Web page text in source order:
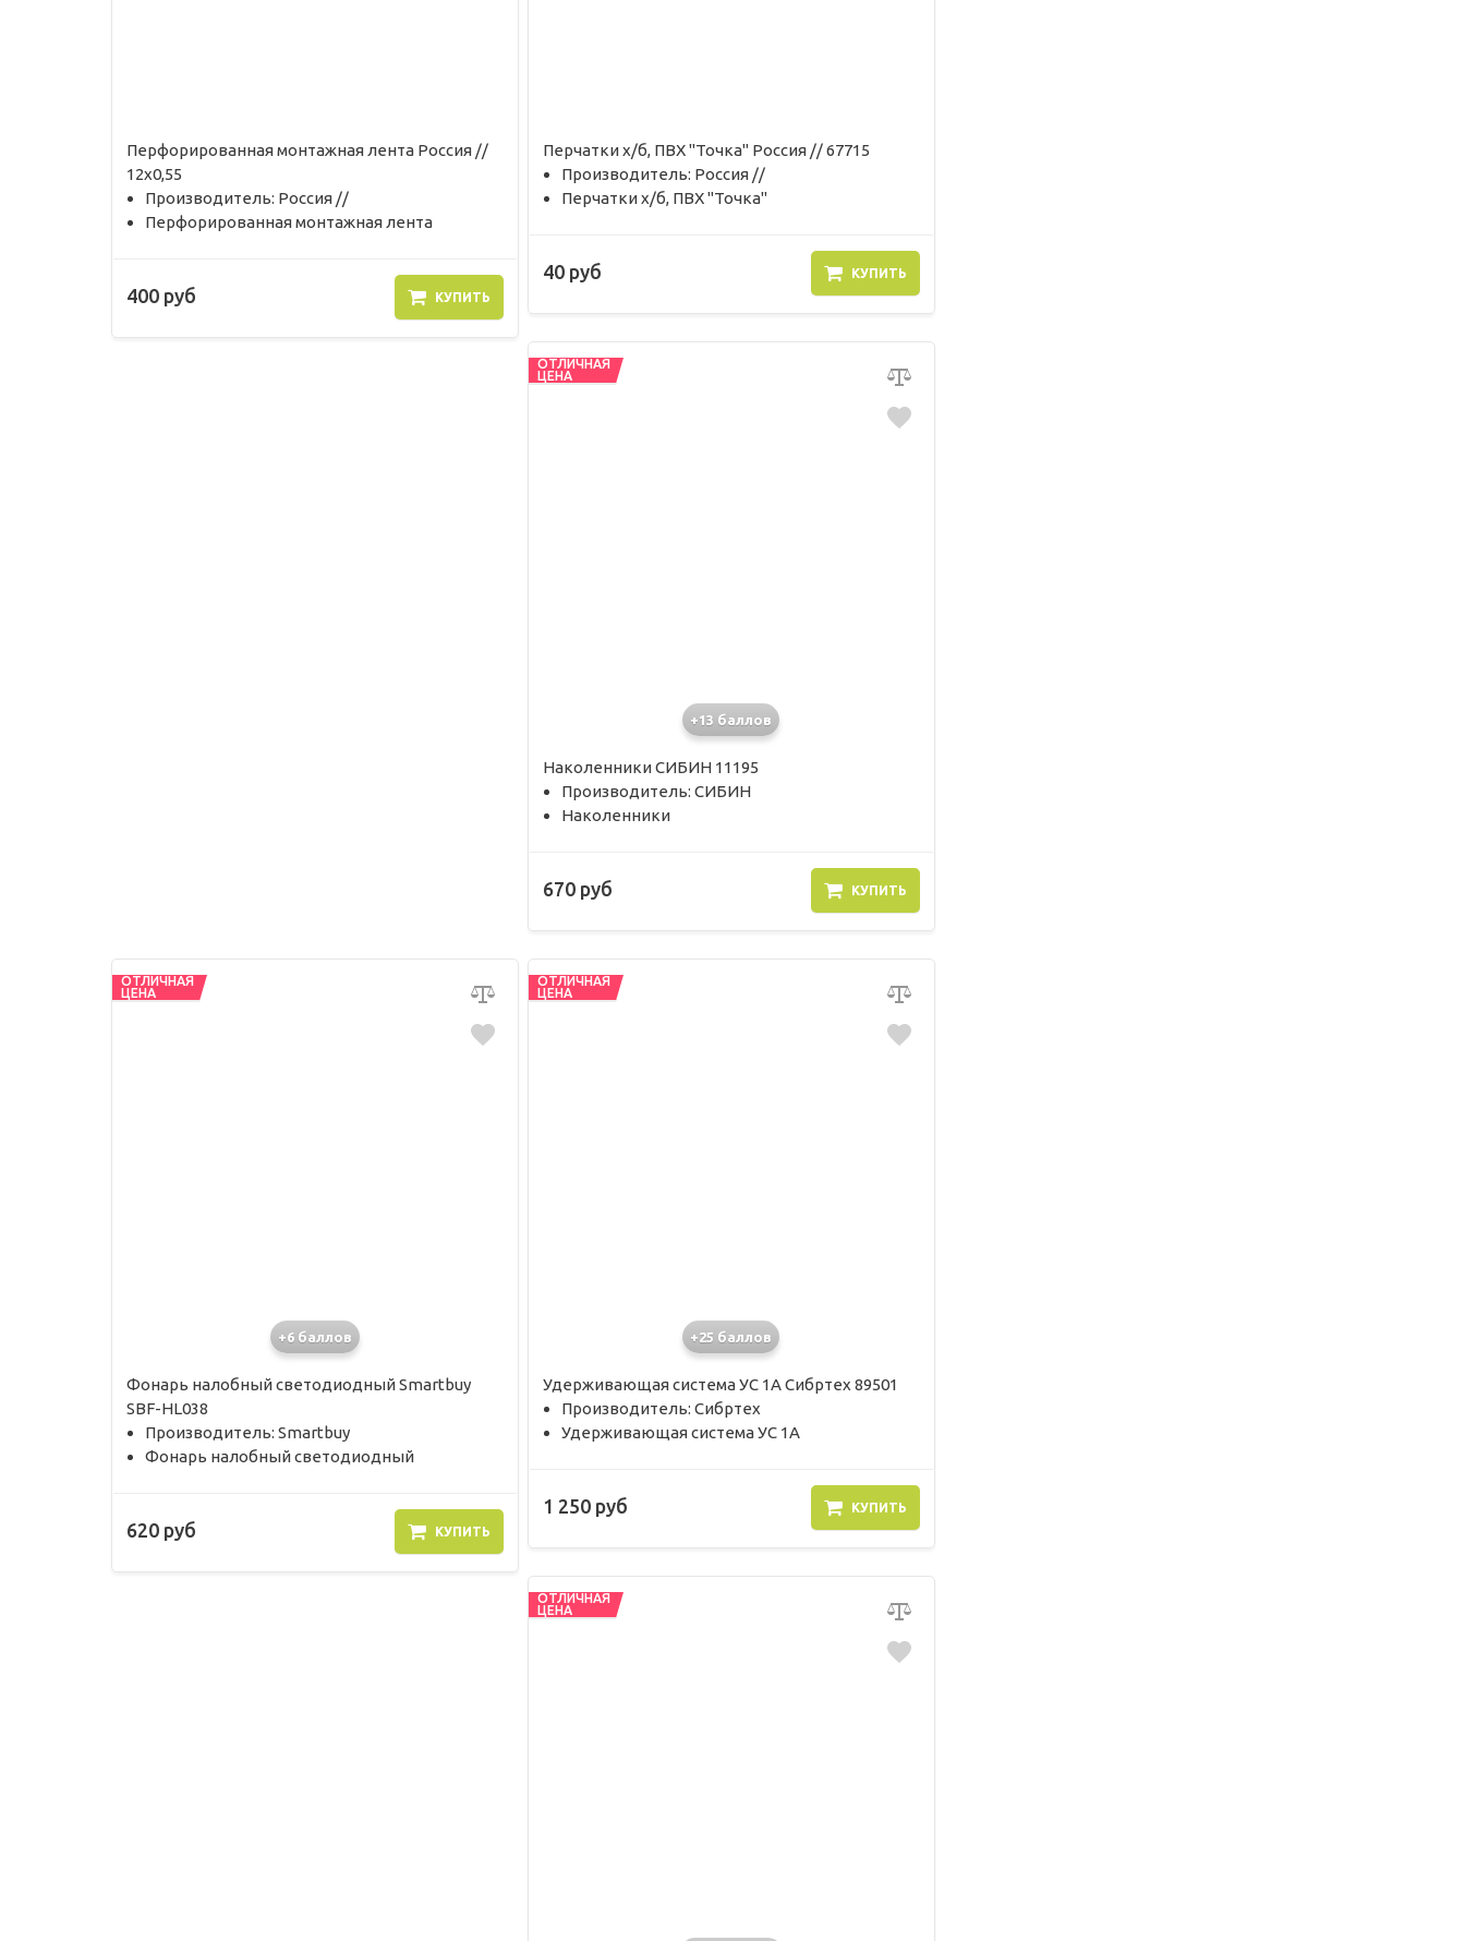
Перфорированная монтажная лента Россия //
12х0,55
Производитель: Россия //
Перфорированная монтажная лента
400 руб КУПИТЬ
Перчатки х/б, ПВХ "Точка" Россия // 67715
Производитель: Россия //
Перчатки х/б, ПВХ "Точка"
40 руб КУПИТЬ
ОТЛИЧНАЯ
ЦЕНА
+13 баллов
Наколенники СИБИН 11195
Производитель: СИБИН
Наколенники
670 руб КУПИТЬ
ОТЛИЧНАЯ
ЦЕНА
+6 баллов
Фонарь налобный светодиодный Smartbuy
SBF-HL038
Производитель: Smartbuy
Фонарь налобный светодиодный
620 руб КУПИТЬ
ОТЛИЧНАЯ
ЦЕНА
+25 баллов
Удерживающая система УС 1А Сибртех 89501
Производитель: Сибртех
Удерживающая система УС 1А
1 250 руб КУПИТЬ
ОТЛИЧНАЯ
ЦЕНА